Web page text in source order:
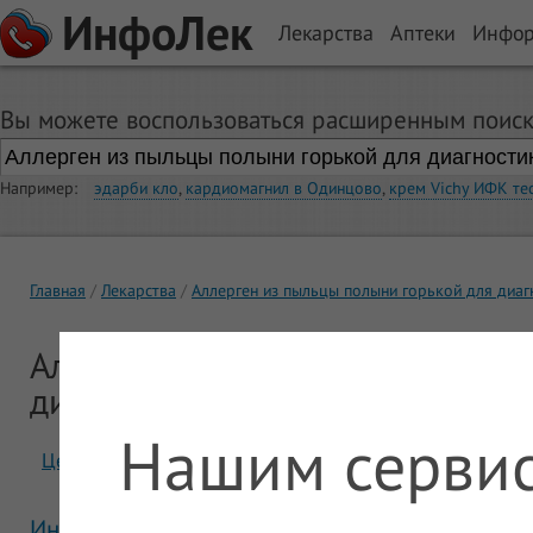
ИнфоЛек Лекарства Аптеки
Вы можете воспользоваться расширенным
Например: эдарби кло, кардиомагнил в Одинцово, крем Vichy ИФК
Главная Лекарства Аллерген из пыльцы полыни горькой для
Аллерген из пыльцы полыни
диагностики и лечения
Цены Отзывы
Нашим